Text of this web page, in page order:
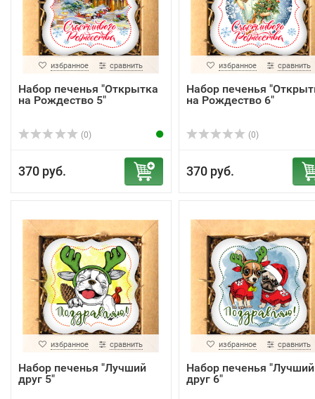
избранное сравнить
Набор печенья "Открытка
на Рождество 5"
(0)
370 руб.
избранное сравнить
Набор печенья
на Рождество 6"
(0)
370 руб.
избранное сравнить
Набор печенья "Лучший
друг 5"
избранное сравнить
Набор печенья "Лучший
друг 6"